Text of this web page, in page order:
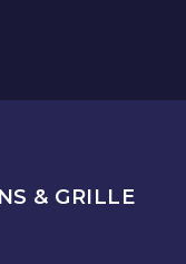
& GRILLE